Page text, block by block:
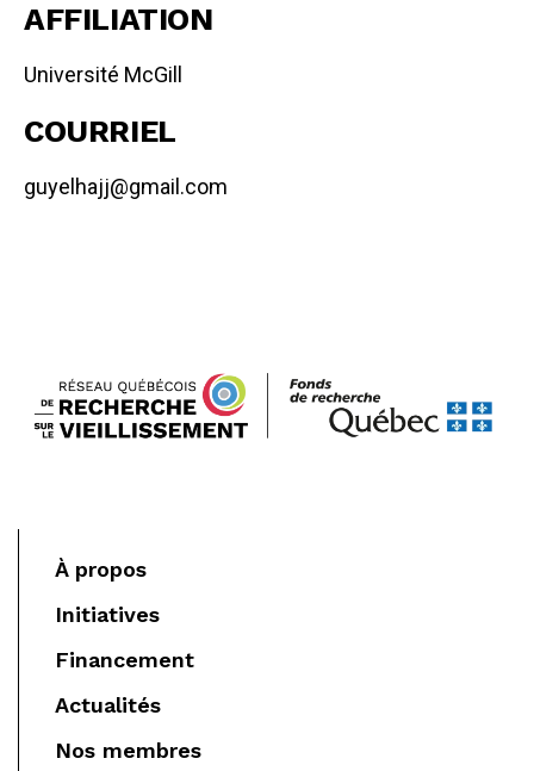
AFFILIATION
Université McGill
COURRIEL
guyelhajj@gmail.com
À propos
Initiatives
Financement
Actualités
Nos membres